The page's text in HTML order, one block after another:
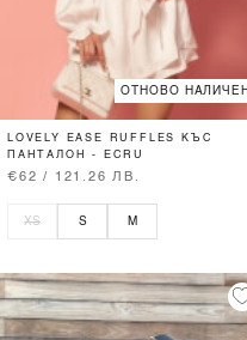
ОТНОВО НАЛИЧЕН
LOVELY EASE RUFFLES КЪС
ПАНТАЛОН - ECRU
€62 / 121.26 ЛВ.
XS S M